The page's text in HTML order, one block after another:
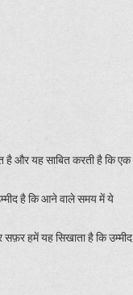
है और यह साबित करती है कि एक
है कि आने वाले समय में ये
सफ़र हमें यह सिखाता है कि उम्मीद